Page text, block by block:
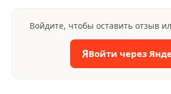
Войдите, чтобы оставить отзыв
ЯВойти через